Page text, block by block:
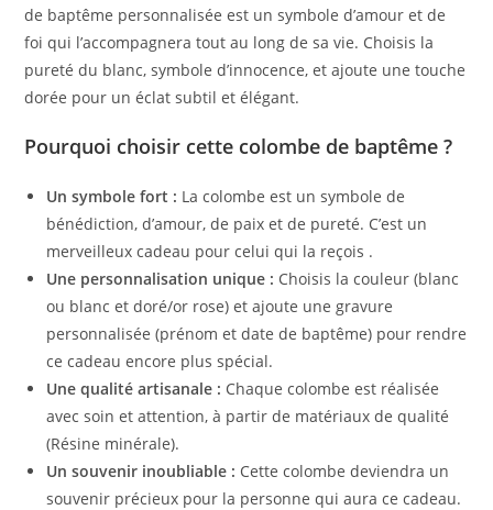
de baptême personnalisée est un symbole d’amour et de
foi qui l’accompagnera tout au long de sa vie. Choisis la
pureté du blanc, symbole d’innocence, et ajoute une touche
dorée pour un éclat subtil et élégant.
Pourquoi choisir cette colombe de baptême ?
Un symbole fort : La colombe est un symbole de
bénédiction, d’amour, de paix et de pureté. C’est un
merveilleux cadeau pour celui qui la reçois .
Une personnalisation unique : Choisis la couleur (blanc
ou blanc et doré/or rose) et ajoute une gravure
personnalisée (prénom et date de baptême) pour rendre
ce cadeau encore plus spécial.
Une qualité artisanale : Chaque colombe est réalisée
avec soin et attention, à partir de matériaux de qualité
(Résine minérale).
Un souvenir inoubliable : Cette colombe deviendra un
souvenir précieux pour la personne qui aura ce cadeau.